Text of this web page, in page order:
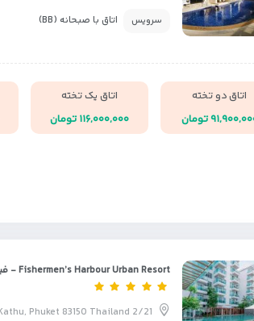
سرویس اتاق با صبحانه (BB)
اتاق دو تخته
تومان
اتاق یک تخته
۱۱۶,۰۰۰,۰۰۰ تومان
Fishermen’s Harbour Urban Resort - فیشرمنز هربور اوربن ریزورت
2/21 Siriraj Road Patong Beach, Patong, Kathu, Phuket 83150 Thailand